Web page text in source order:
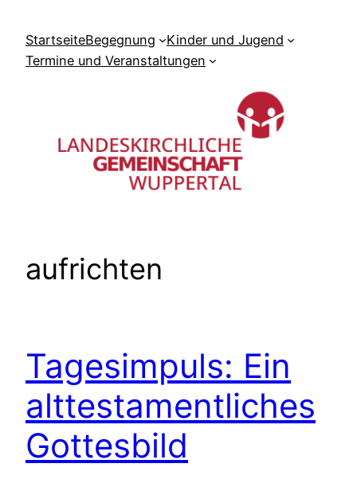
Inhalt
springen
StartseiteBegegnung
Kinder und Jugend
Termine und Veranstaltungen
aufrichten
Tagesimpuls: Ein
alttestamentliches
Gottesbild